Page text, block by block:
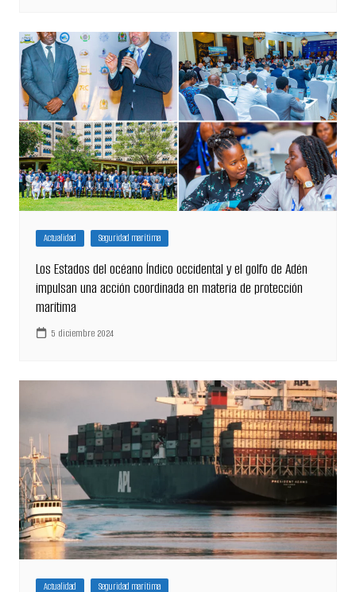
Actualidad Seguridad marítima
Los Estados del océano Índico occidental y el golfo de Adén
impulsan una acción coordinada en materia de protección
marítima
5 diciembre 2024
Actualidad Seguridad marítima